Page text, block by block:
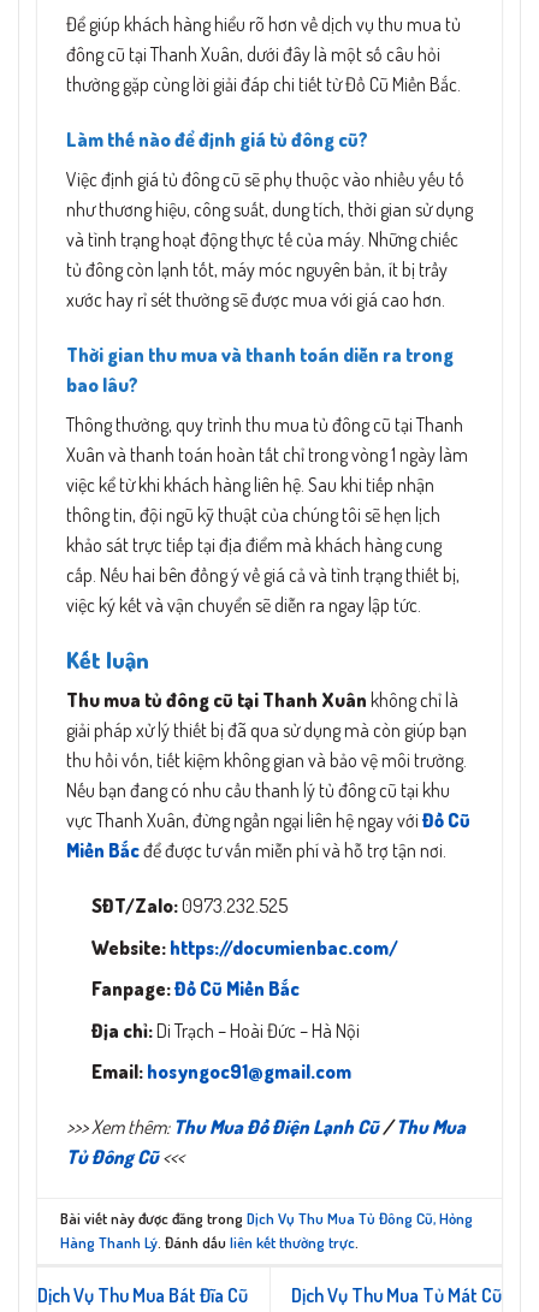
Để giúp khách hàng hiểu rõ hơn về dịch vụ thu mua tủ
đông cũ tại Thanh Xuân, dưới đây là một số câu hỏi
thường gặp cùng lời giải đáp chi tiết từ Đồ Cũ Miền Bắc.
Làm thế nào để định giá tủ đông cũ?
Việc định giá tủ đông cũ sẽ phụ thuộc vào nhiều yếu tố
như thương hiệu, công suất, dung tích, thời gian sử dụng
và tình trạng hoạt động thực tế của máy. Những chiếc
tủ đông còn lạnh tốt, máy móc nguyên bản, ít bị trầy
xước hay rỉ sét thường sẽ được mua với giá cao hơn.
Thời gian thu mua và thanh toán diễn ra trong
bao lâu?
Thông thường, quy trình thu mua tủ đông cũ tại Thanh
Xuân và thanh toán hoàn tất chỉ trong vòng 1 ngày làm
việc kể từ khi khách hàng liên hệ. Sau khi tiếp nhận
thông tin, đội ngũ kỹ thuật của chúng tôi sẽ hẹn lịch
khảo sát trực tiếp tại địa điểm mà khách hàng cung
cấp. Nếu hai bên đồng ý về giá cả và tình trạng thiết bị,
việc ký kết và vận chuyển sẽ diễn ra ngay lập tức.
Kết luận
Thu mua tủ đông cũ tại Thanh Xuân không chỉ là
giải pháp xử lý thiết bị đã qua sử dụng mà còn giúp bạn
thu hồi vốn, tiết kiệm không gian và bảo vệ môi trường.
Nếu bạn đang có nhu cầu thanh lý tủ đông cũ tại khu
vực Thanh Xuân, đừng ngần ngại liên hệ ngay với Đồ Cũ
Miền Bắcđể được tư vấn miễn phí và hỗ trợ tận nơi.
SĐT/Zalo:0973.232.525
Website: https://documienbac.com/
Fanpage:Đồ Cũ Miền Bắc
Địa chỉ:Di Trạch – Hoài Đức – Hà Nội
Email: hosyngoc91@gmail.com
>>> Xem thêm: Thu Mua Đồ Điện Lạnh Cũ/Thu Mua
Tủ Đông Cũ <<<
Bài viết này được đăng trongDịch Vụ Thu Mua Tủ Đông Cũ, Hỏng
Hàng Thanh Lý. Đánh dấuliên kết thường trực.
Dịch Vụ Thu Mua Bát Đĩa Cũ
Dịch Vụ Thu Mua Tủ Mát Cũ